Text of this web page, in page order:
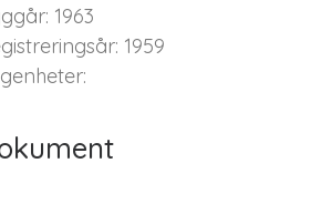
1963
1959